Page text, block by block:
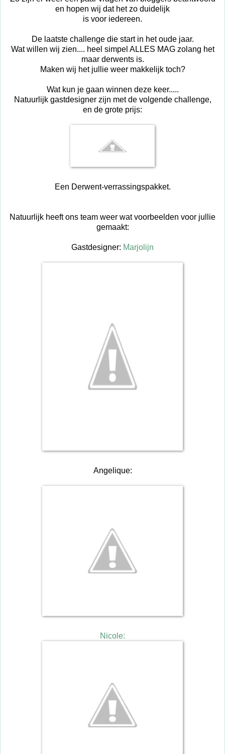
en hopen wij dat het zo duidelijk
is voor iedereen.
De laatste challenge die start in het oude jaar.
Wat willen wij zien.... heel simpel ALLES MAG zolang het
maar derwents is.
Maken wij het jullie weer makkelijk toch?
Wat kun je gaan winnen deze keer.....
Natuurlijk gastdesigner zijn met de volgende challenge,
en de grote prijs:
Een Derwent-verrassingspakket.
Natuurlijk heeft ons team weer wat voorbeelden voor jullie
gemaakt:
Gastdesigner: Marjolijn
Angelique:
Nicole: